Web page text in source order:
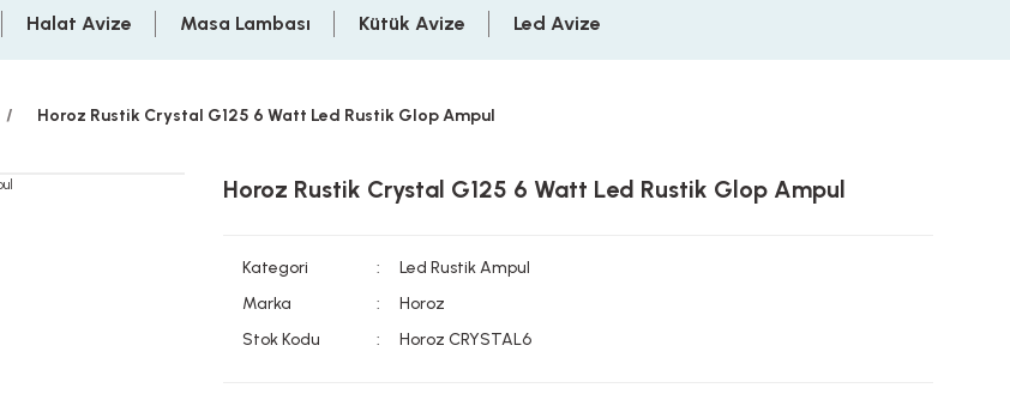
Halat Avize Masa Lambası Kütük Avize Led Avize
Horoz Rustik Crystal G125 6 Watt Led Rustik Glop Ampul
Horoz Rustik Crystal G125 6 Watt Led Rustik Glop Ampul
Kategori
Led Rustik Ampul
Marka
Horoz
Stok Kodu
Horoz CRYSTAL6